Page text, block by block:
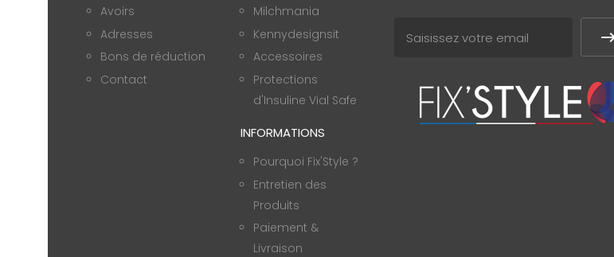
Avoirs
Adresses
Bons de réduction
Contact
Milchmania
Kennydesignsit
Accessoires
Protections
d'Insuline Vial Safe
INFORMATIONS
Pourquoi Fix'Style ?
Entretien des
Produits
Paiement &
Livraison